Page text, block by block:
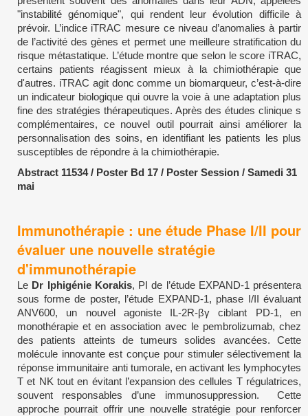
"instabilité génomique", qui rendent leur évolution difficile à
prévoir. L’indice iTRAC mesure ce niveau d’anomalies à partir
de l’activité des gènes et permet une meilleure stratification du
risque métastatique. L’étude montre que selon le score iTRAC,
certains patients réagissent mieux à la chimiothérapie que
d'autres. iTRAC agit donc comme un biomarqueur, c’est-à-dire
un indicateur biologique qui ouvre la voie à une adaptation plus
fine des stratégies thérapeutiques. Après des études clinique s
complémentaires, ce nouvel outil pourrait ainsi améliorer la
personnalisation des soins, en identifiant les patients les plus
susceptibles de répondre à la chimiothérapie.
Abstract 11534 / Poster Bd 17 / Poster Session / Samedi 31
mai
Immunothérapie : une étude Phase I/II pour
évaluer une nouvelle stratégie
d'immunothérapie
Le Dr Iphigénie Korakis, PI de l’étude EXPAND-1 présentera
sous forme de poster, l’étude EXPAND-1, phase I/II évaluant
ANV600, un nouvel agoniste IL-2R-βγ ciblant PD-1, en
monothérapie et en association avec le pembrolizumab, chez
des patients atteints de tumeurs solides avancées. Cette
molécule innovante est conçue pour stimuler sélectivement la
réponse immunitaire anti tumorale, en activant les lymphocytes
T et NK tout en évitant l’expansion des cellules T régulatrices,
souvent responsables d’une immunosuppression. Cette
approche pourrait offrir une nouvelle stratégie pour renforcer